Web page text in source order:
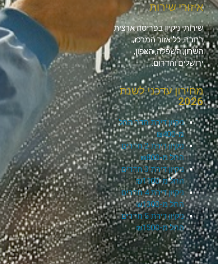
איזורי שירות
שירותי ניקיון בפריסה ארצית
רחבה, כל אזור המרכז,
השרון, השפלה, הצפון,
ירושלים והדרום.
מחירון עדכני לשנת
2026
ניקיון דירת חדר החל
מ-₪400
ניקיון דירת 2 חדרים
החל מ-₪800
ניקיון דירת 3 חדרים
החל מ-₪1100
ניקיון דירת 4 חדרים
החל מ-₪1300
ניקיון דירת 5 חדרים
החל מ-₪1500